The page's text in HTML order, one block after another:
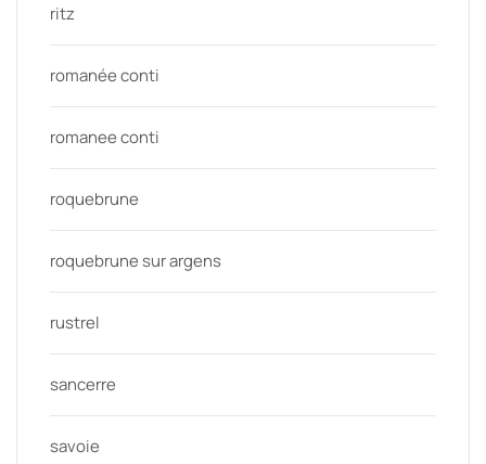
ritz
romanée conti
romanee conti
roquebrune
roquebrune sur argens
rustrel
sancerre
savoie